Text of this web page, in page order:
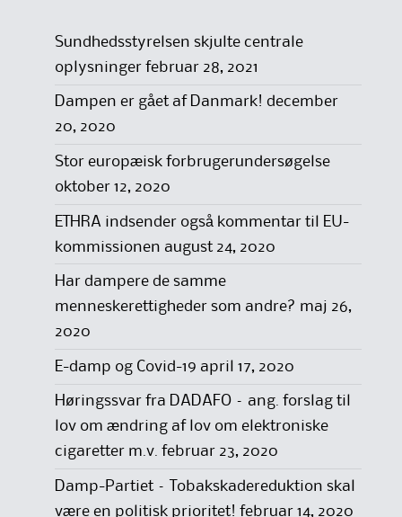
Sundhedsstyrelsen skjulte centrale
oplysninger februar 28, 2021
Dampen er gået af Danmark! december
20, 2020
Stor europæisk forbrugerundersøgelse
oktober 12, 2020
ETHRA indsender også kommentar til EU-
kommissionen august 24, 2020
Har dampere de samme
menneskerettigheder som andre? maj 26,
2020
E-damp og Covid-19 april 17, 2020
Høringssvar fra DADAFO – ang. forslag til
lov om ændring af lov om elektroniske
cigaretter m.v. februar 23, 2020
Damp-Partiet – Tobakskadereduktion skal
være en politisk prioritet! februar 14, 2020